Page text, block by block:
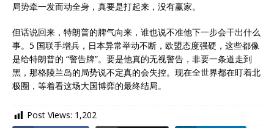
局势牵一发而动全身，真要是打起来，没有赢家。
但话说回来，特朗普的脾气向来，谁也说不准他下一步会干出什么
事。5 国联手增兵，日本异常举动不断，欧盟态度强硬，这些都像
是给特朗普的 “警告牌”。要是他真的无视警告，非要一条道走到
黑，那格陵兰岛的局势说不定真的会失控。现在全世界都在盯着北
极圈，等着看这场大国博弈的最终结局。
Post Views: 1,202